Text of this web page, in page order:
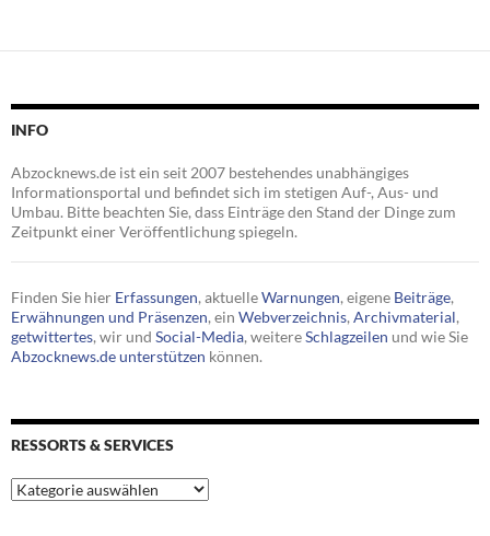
INFO
Abzocknews.de ist ein seit 2007 bestehendes unabhängiges
Informationsportal und befindet sich im stetigen Auf-, Aus- und
Umbau. Bitte beachten Sie, dass Einträge den Stand der Dinge zum
Zeitpunkt einer Veröffentlichung spiegeln.
Finden Sie hier Erfassungen, aktuelleWarnungen, eigene Beiträge,
Erwähnungen und Präsenzen, ein Webverzeichnis, Archivmaterial,
getwittertes, wir und Social-Media, weitereSchlagzeilen und wie Sie
Abzocknews.de unterstützen können.
RESSORTS & SERVICES
Ressorts
&